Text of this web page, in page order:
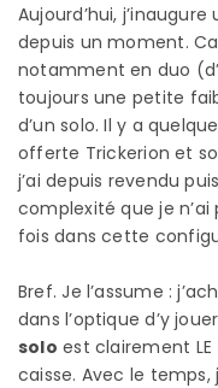
Aujourd’hui,
depuis un moment.
notamment en duo
toujours une petite
d’un solo. Il y a
offerte Trickerion et
j’ai depuis revendu
complexité que je
fois dans cette
Bref. Je l’assume :
dans l’optique d’y
solo est clairement
caisse. Avec le